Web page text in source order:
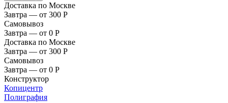
Доставка по Москве
Завтра — от 300 Р
Самовывоз
Завтра — от 0 Р
Доставка по Москве
Завтра — от 300 Р
Самовывоз
Завтра — от 0 Р
Конструктор
Копицентр
Полиграфия